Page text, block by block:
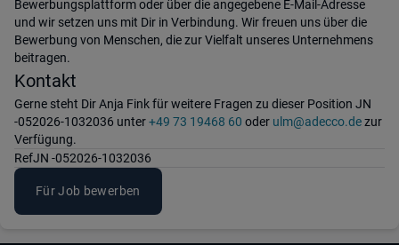
Bewerbungsplattform oder über die angegebene E-Mail-Adresse
und wir setzen uns mit Dir in Verbindung. Wir freuen uns über die
Bewerbung von Menschen, die zur Vielfalt unseres Unternehmens
beitragen.
Kontakt
Gerne steht Dir Anja Fink für weitere Fragen zu dieser Position JN
-052026-1032036 unter+49 73 19468 60 oder ulm@adecco.dezur
Verfügung.
RefJN -052026-1032036
Für Job bewerben